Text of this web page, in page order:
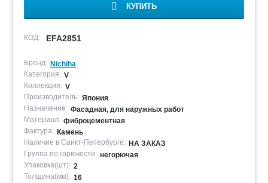
КУПИТЬ
КОД: EFA2851
Бренд: Nichiha
Категория: V
Коллекция: V
Производитель: Япония
Назначение: Фасадная, для наружных работ
Материал: фиброцементная
Фактура: Камень
Наличие в Санкт-Петербурге: НА ЗАКАЗ
Группа по горючести: негорючая
Упаковка(шт): 2
Толщина(мм): 16